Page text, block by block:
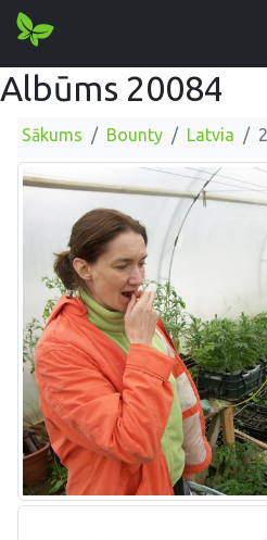
Albūms 20084
Sākums Bounty Latvia